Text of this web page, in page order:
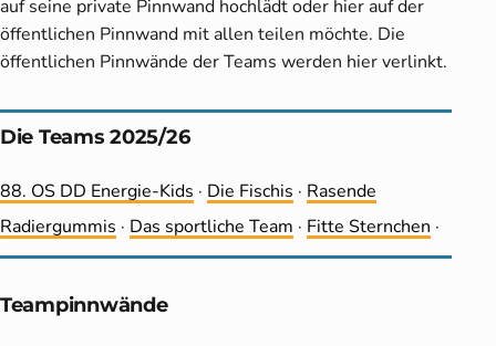
auf seine private Pinnwand hochlädt oder hier auf der
öffentlichen Pinnwand mit allen teilen möchte. Die
öffentlichen Pinnwände der Teams werden hier verlinkt.
Die Teams 2025/26
88. OS DD Energie-Kids · Die Fischis · Rasende
Radiergummis · Das sportliche Team · Fitte Sternchen ·
Teampinnwände